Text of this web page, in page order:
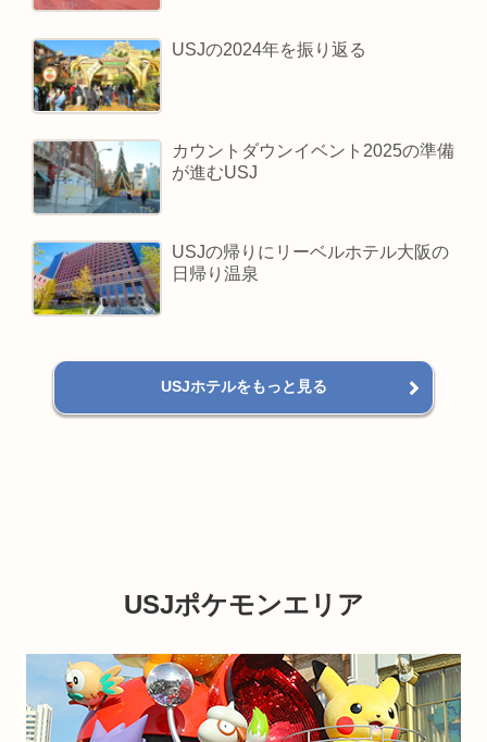
USJの2024年を振り返る
カウントダウンイベント2025の準備
が進むUSJ
USJの帰りにリーベルホテル大阪の
日帰り温泉
USJホテルをもっと見る
USJポケモンエリア